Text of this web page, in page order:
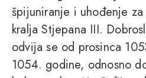
špijuniranje i uhođenje
kralja Stjepana III.
odvija se od prosinca
1054. godine, odnosno